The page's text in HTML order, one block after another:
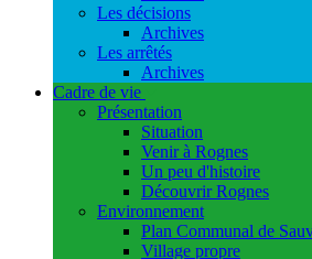
Les décisions
Archives
Les arrêtés
Archives
Cadre de vie
Présentation
Situation
Venir à Rognes
Un peu d'histoire
Découvrir Rognes
Environnement
Plan Communal de
Village propre